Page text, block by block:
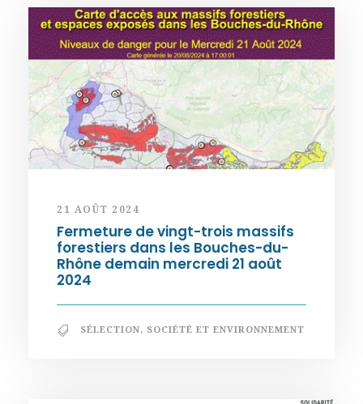
21 AOÛT 2024
Fermeture de vingt-trois massifs
forestiers dans les Bouches-du-
Rhône demain mercredi 21 août
2024
SÉLECTION, SOCIÉTÉ ET ENVIRONNEMENT